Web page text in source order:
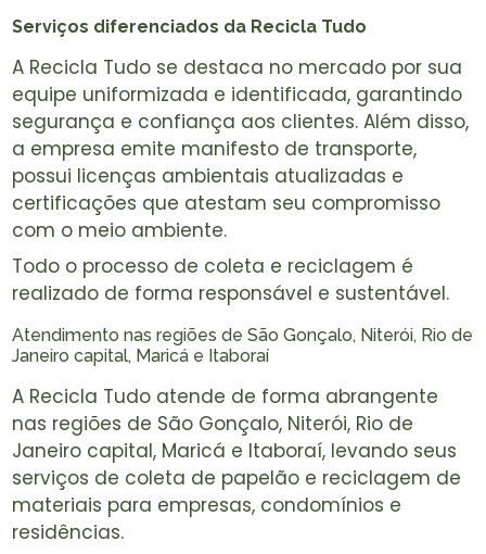
Serviços diferenciados da Recicla Tudo
A Recicla Tudo se destaca no mercado por sua
equipe uniformizada e identificada, garantindo
segurança e confiança aos clientes. Além disso,
a empresa emite manifesto de transporte,
possui licenças ambientais atualizadas e
certificações que atestam seu compromisso
com o meio ambiente.
Todo o processo de coleta e reciclagem é
realizado de forma responsável e sustentável.
Atendimento nas regiões de São Gonçalo, Niterói, Rio de
Janeiro capital, Maricá e Itaboraí
A Recicla Tudo atende de forma abrangente
nas regiões de São Gonçalo, Niterói, Rio de
Janeiro capital, Maricá e Itaboraí, levando seus
serviços de coleta de papelão e reciclagem de
materiais para empresas, condomínios e
residências.